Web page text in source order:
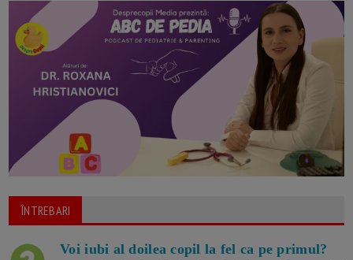
ÎNTREBARI
Voi iubi al doilea copil la fel ca pe primul?